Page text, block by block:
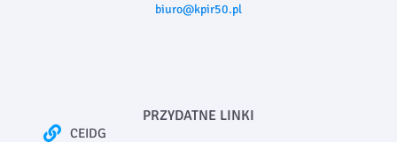
biuro@kpir50.pl
PRZYDATNE LINKI
CEIDG